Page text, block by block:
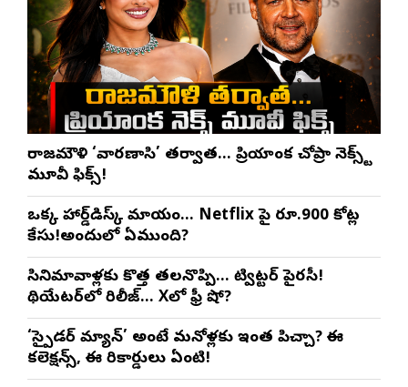
రాజమౌళి ‘వారణాసి’ తర్వాత… ప్రియాంక చోప్రా నెక్స్ట్
మూవీ ఫిక్స్!
ఒక్క హార్డ్‌డిస్క్ మాయం… Netflix పై రూ.900 కోట్ల
కేసు!అందులో ఏముంది?
సినిమావాళ్లకు కొత్త తలనొప్పి… ట్విట్టర్ పైరసీ!
థియేటర్‌లో రిలీజ్… Xలో ఫ్రీ షో?
‘స్పైడర్ మ్యాన్’ అంటే మనోళ్లకు ఇంత పిచ్చా? ఈ
కలెక్షన్స్, ఈ రికార్డులు ఏంటి!